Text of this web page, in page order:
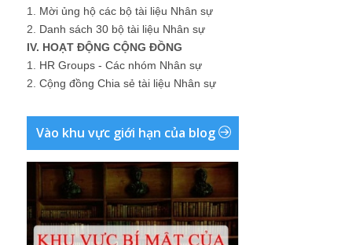
1. Mời ủng hộ các bộ tài liệu Nhân sự
2. Danh sách 30 bộ tài liệu Nhân sự
IV. HOẠT ĐỘNG CỘNG ĐỒNG
1. HR Groups - Các nhóm Nhân sự
2. Cộng đồng Chia sẻ tài liệu Nhân sự
Vào khu vực giới hạn của blog